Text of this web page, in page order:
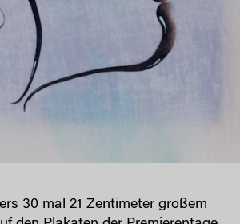
30 mal 21 Zentimeter großem